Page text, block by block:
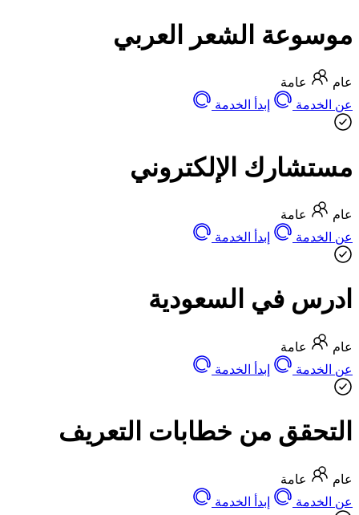
موسوعة الشعر العربي
عام
عامة
عن الخدمة
إبدأ الخدمة
مستشارك الإلكتروني
عام
عامة
عن الخدمة
إبدأ الخدمة
ادرس في السعودية
عام
عامة
عن الخدمة
إبدأ الخدمة
التحقق من خطابات التعريف
عام
عامة
عن الخدمة
إبدأ الخدمة